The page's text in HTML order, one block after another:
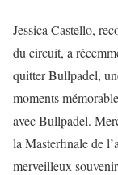
Jessica Castello,
du circuit, a
quitter Bullpadel,
moments
avec Bullpadel.
la Masterfinale de
merveilleux